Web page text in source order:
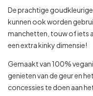
De prachtige
kunnen ook worden
manchetten, touw of iets
een extra kinky dimensie!
Gemaakt van 100%
genieten van de geur en
concessies te doen aan